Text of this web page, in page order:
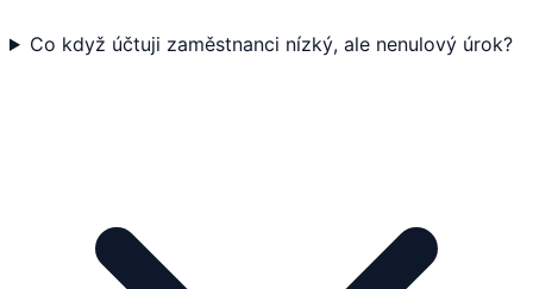
Co když účtuji zaměstnanci nízký, ale nenulový úrok?